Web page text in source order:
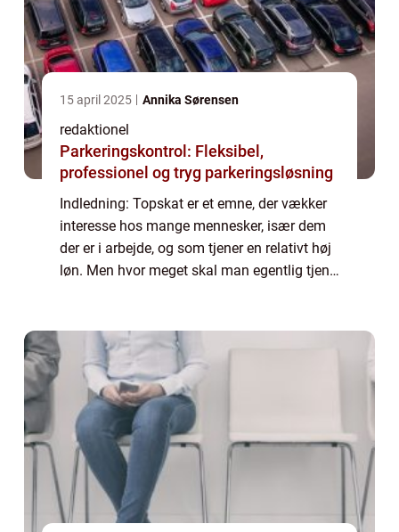
15 april 2025 Annika Sørensen
redaktionel
Parkeringskontrol: Fleksibel,
professionel og tryg parkeringsløsning
Indledning: Topskat er et emne, der vækker
interesse hos mange mennesker, især dem
der er i arbejde, og som tjener en relativt høj
løn. Men hvor meget skal man egentlig tjene